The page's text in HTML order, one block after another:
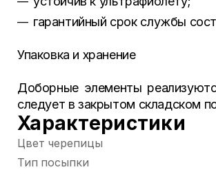
гарантийный срок службы
​Упаковка и хранение
Доборные элементы
следует в закрытом складском
Характеристики
Цвет черепицы
Тип посыпки